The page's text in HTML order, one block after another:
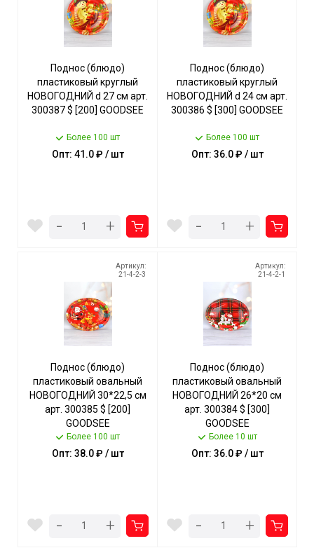
Поднос (блюдо)
пластиковый круглый
НОВОГОДНИЙ d 27 см арт.
300387 $ [200] GOODSEE
Более 100 шт
Опт: 41.0 ₽ / шт
- +
Поднос (блюдо)
пластиковый круглый
НОВОГОДНИЙ d 24 см арт.
300386 $ [300] GOODSEE
Более 100 шт
Опт: 36.0 ₽ / шт
- +
Артикул:
21-4-2-3
Поднос (блюдо)
пластиковый овальный
НОВОГОДНИЙ 30*22,5 см
арт. 300385 $ [200]
GOODSEE
Более 100 шт
Опт: 38.0 ₽ / шт
- +
Артикул:
21-4-2-1
Поднос (блюдо)
пластиковый овальный
НОВОГОДНИЙ 26*20 см
арт. 300384 $ [300]
GOODSEE
Более 10 шт
Опт: 36.0 ₽ / шт
- +